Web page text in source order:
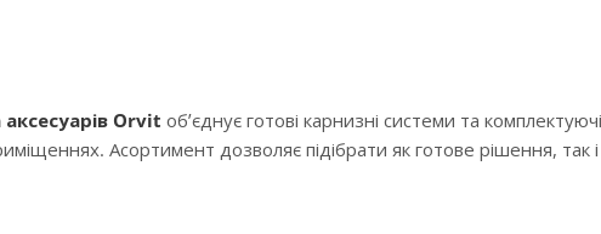
Orvit об’єднує готові карнизні системи та
Асортимент дозволяє підібрати як готове рішення, так